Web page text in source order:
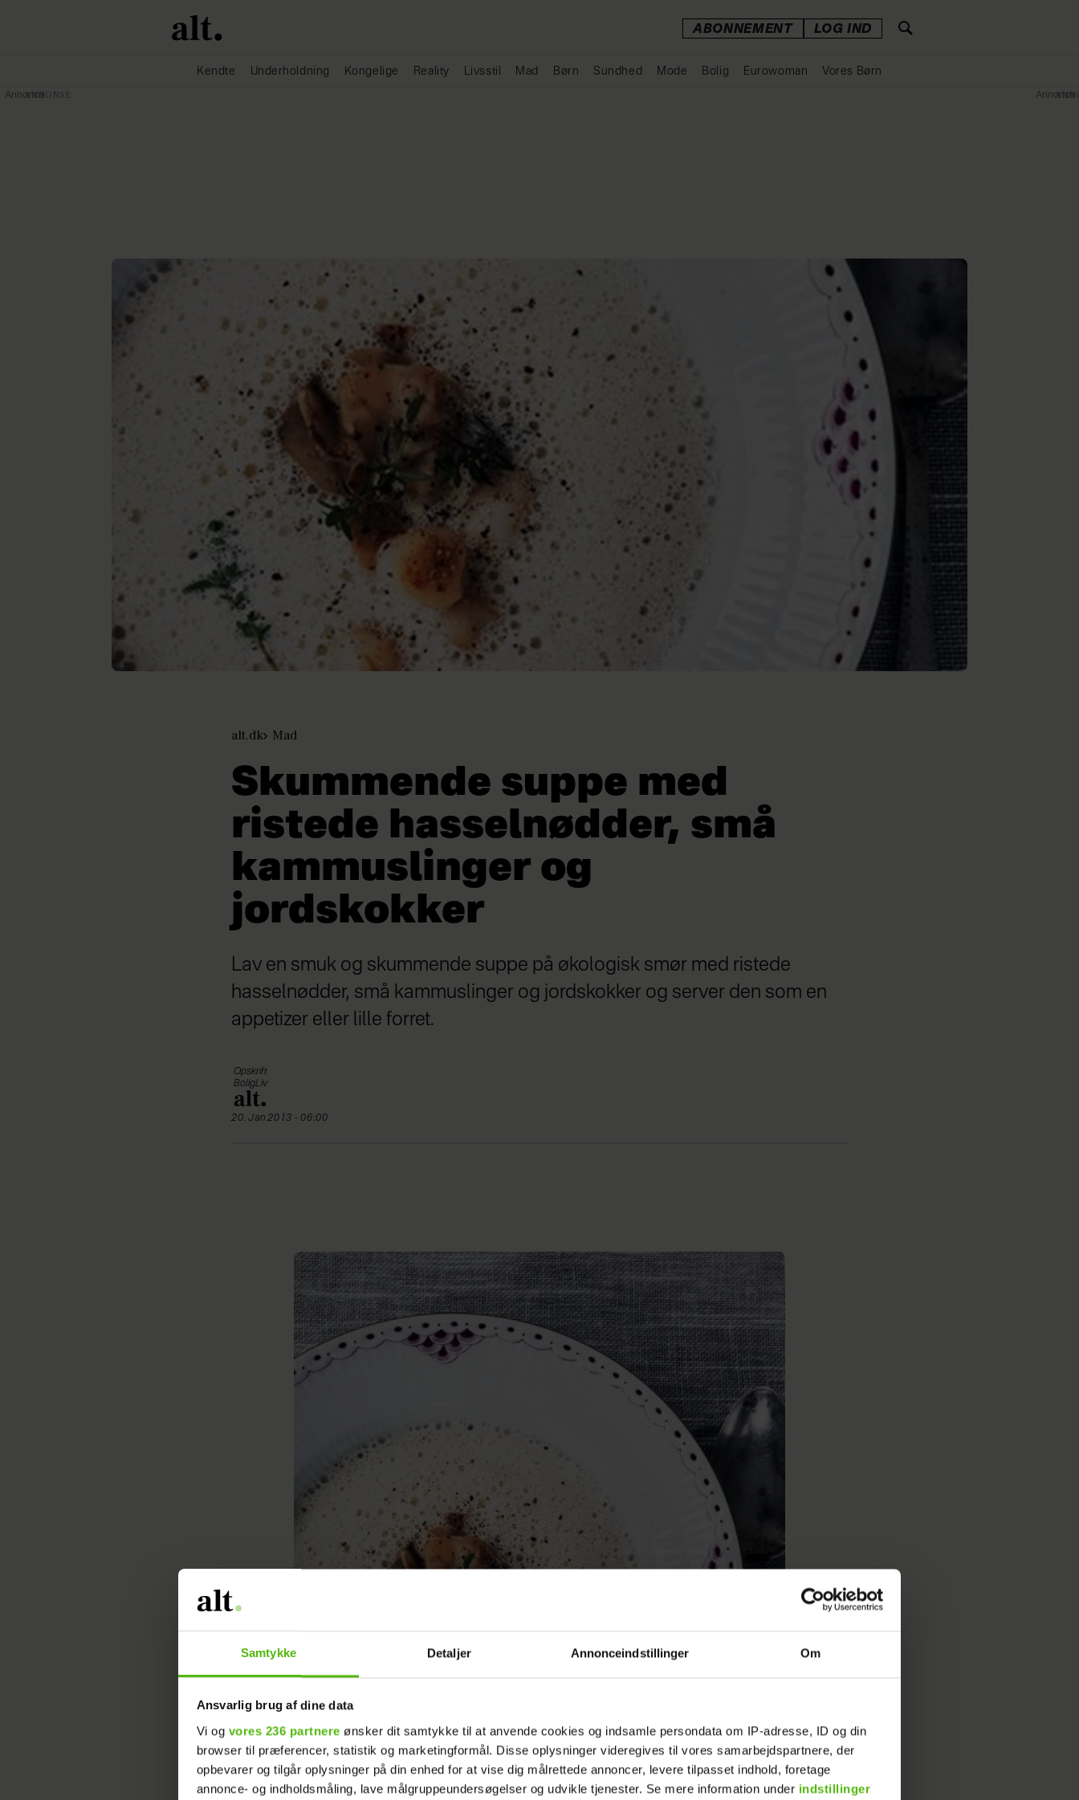
Samtykke Detaljer Annonceindstillinger Om
Ansvarlig brug af dine data
Vi og vores 236 partnere ønsker dit samtykke til at anvende cookies og indsamle persondata om IP-adresse, ID og din
browser til præferencer, statistik og marketingformål. Disse oplysninger videregives til vores samarbejdspartnere, der
opbevarer og tilgår oplysninger på din enhed for at vise dig målrettede annoncer, levere tilpasset indhold, foretage
annonce- og indholdsmåling, lave målgruppeundersøgelser og udvikle tjenester. Se mere information under indstillinger
ABONNEMENT LOG IND
Kendte Underholdning Kongelige Reality Livsstil Mad Børn Sundhed Mode Bolig Eurowoman Vores Børn
alt.dk Mad
Skummende suppe med
ristede hasselnødder, små
kammuslinger og
jordskokker
Lav en smuk og skummende suppe på økologisk smør med ristede
hasselnødder, små kammuslinger og jordskokker og server den som en
appetizer eller lille forret.
Opskrift
BoligLiv
20. Jan 2013 - 06:00
Annonce Annonce